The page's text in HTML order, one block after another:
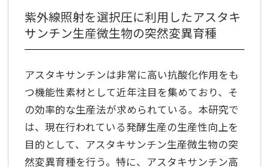
紫外線照射を選択圧に利用したアスタキ
サンチン生産微生物の突然変異育種
アスタキサンチンは非常に高い抗酸化作用をも
つ機能性素材として近年注目を集めており、そ
の効率的な生産法が求められている。本研究で
は、現在行われている発酵生産の生産性向上を
目的として、アスタキサンチン生産微生物の突
然変異育種を行う。特に、アスタキサンチン高